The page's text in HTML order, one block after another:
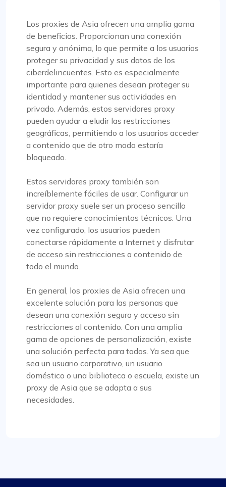
servidores proxy que son perfectos para
herramientas de SEO. Especialmente los
giratorios. Su servicio de atención al cliente es de
primera categoría, siempre dispuesto a ayudar
con cualquier consulta. ¡Gracias!
Isabella Mc Clellan
Nada mal
Inicialmente era escéptico acerca de cambiar a
ProxyCompass, pero me sorprendió gratamente
el servicio fluido y las amplias opciones
disponibles. Sus servidores proxy son confiables
y eficientes para mis necesidades de desarrollo.
Quentin Roche
Altamente satisfecho
Los proxies de Asia ofrecen una amplia gama
de beneficios. Proporcionan una conexión
segura y anónima, lo que permite a los usuarios
proteger su privacidad y sus datos de los
ciberdelincuentes. Esto es especialmente
importante para quienes desean proteger su
identidad y mantener sus actividades en
privado. Además, estos servidores proxy
pueden ayudar a eludir las restricciones
geográficas, permitiendo a los usuarios acceder
a contenido que de otro modo estaría
bloqueado.
Estos servidores proxy también son
increíblemente fáciles de usar. Configurar un
servidor proxy suele ser un proceso sencillo
que no requiere conocimientos técnicos. Una
vez configurado, los usuarios pueden
conectarse rápidamente a Internet y disfrutar
de acceso sin restricciones a contenido de
todo el mundo.
En general, los proxies de Asia ofrecen una
excelente solución para las personas que
desean una conexión segura y acceso sin
restricciones al contenido. Con una amplia
gama de opciones de personalización, existe
una solución perfecta para todos. Ya sea que
sea un usuario corporativo, un usuario
doméstico o una biblioteca o escuela, existe un
proxy de Asia que se adapta a sus
necesidades.